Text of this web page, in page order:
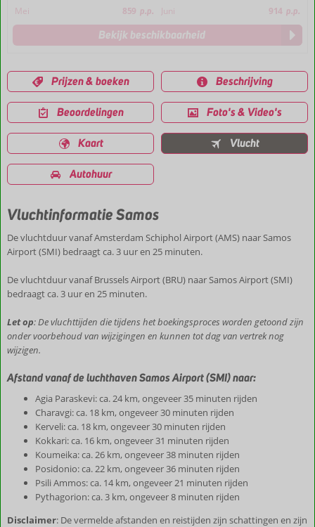
Mei
859 p.p. Juni 914 p.p.
Bekijk beschikbaarheid
Prijzen & boeken Beschrijving
Beoordelingen Foto's & Video's
Kaart Vlucht
Autohuur
Vluchtinformatie Samos
De vluchtduur vanaf Amsterdam Schiphol Airport (AMS) naar Samos
Airport (SMI) bedraagt ca. 3 uur en 25 minuten.
De vluchtduur vanaf Brussels Airport (BRU) naar Samos Airport (SMI)
bedraagt ca. 3 uur en 25 minuten.
Let op: De vluchttijden die tijdens het boekingsproces worden getoond zijn
onder voorbehoud van wijzigingen en kunnen tot dag van vertrek nog
wijzigen.
Afstand vanaf de luchthaven Samos Airport (SMI) naar:
Agia Paraskevi: ca. 24 km, ongeveer 35 minuten rijden
Charavgi: ca. 18 km, ongeveer 30 minuten rijden
Kerveli: ca. 18 km, ongeveer 30 minuten rijden
Kokkari: ca. 16 km, ongeveer 31 minuten rijden
Koumeika: ca. 26 km, ongeveer 38 minuten rijden
Posidonio: ca. 22 km, ongeveer 36 minuten rijden
Psili Ammos: ca. 14 km, ongeveer 21 minuten rijden
Pythagorion: ca. 3 km, ongeveer 8 minuten rijden
Disclaimer: De vermelde afstanden en reistijden zijn schattingen en zijn